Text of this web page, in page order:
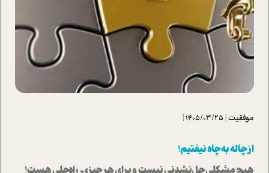
موفقیت|
1405/03/25
|
از چاله به چاه نیفتیم!